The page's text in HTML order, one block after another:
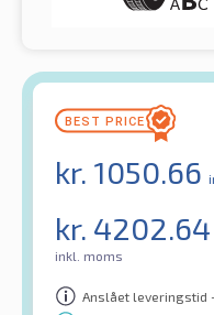
kr. 1050.66
kr. 4202.64
inkl. moms
Anslået leveringstid -